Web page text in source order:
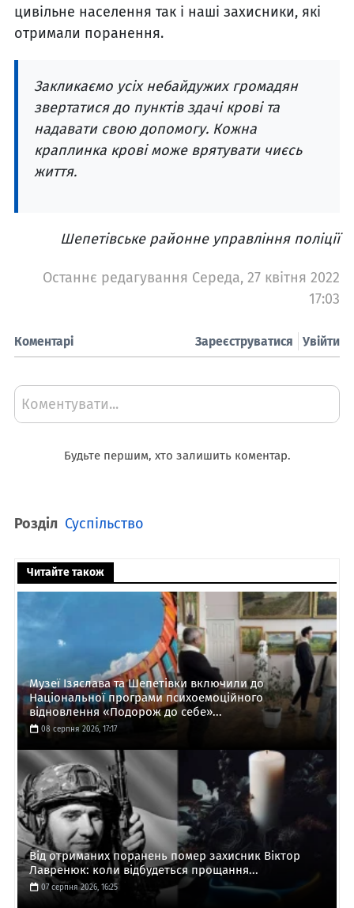
цивільне населення так і наші захисники, які
отримали поранення.
Закликаємо усіх небайдужих громадян
звертатися до пунктів здачі крові та
надавати свою допомогу. Кожна
краплинка крові може врятувати чиєсь
життя.
Шепетівське районне управління поліції
Останнє редагування Середа, 27 квітня 2022
17:03
Коментарі Увійти
Зареєструватися
Коментувати...
Будьте першим, хто залишить коментар.
Розділ Суспільство
Читайте також
Музеї Ізяслава та Шепетівки включили до
Національної програми психоемоційного
відновлення «Подорож до себе»...
08 серпня 2026, 17:17
Від отриманих поранень помер захисник Віктор
Лавренюк: коли відбудеться прощання...
07 серпня 2026, 16:25